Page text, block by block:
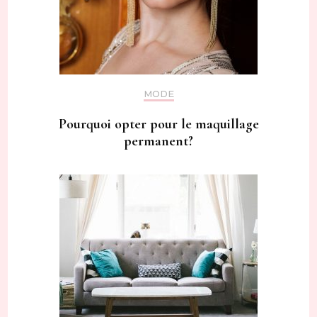
MODE
Pourquoi opter pour le maquillage
permanent?